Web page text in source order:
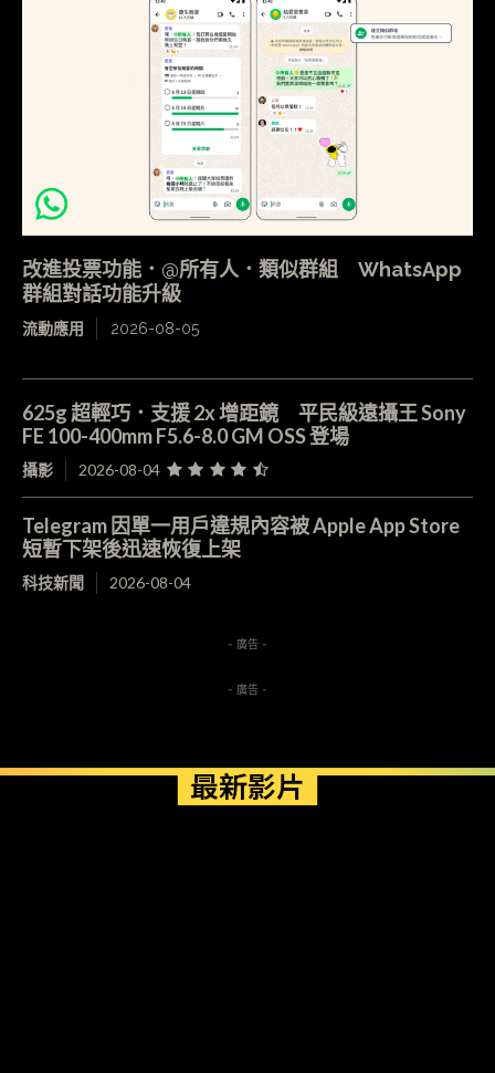
改進投票功能．@所有人．類似群組 WhatsApp
群組對話功能升級
流動應用 2026-08-05
625g 超輕巧．支援 2x 增距鏡 平民級遠攝王 Sony
FE 100-400mm F5.6-8.0 GM OSS 登場
攝影 2026-08-04
Telegram 因單一用戶違規內容被 Apple App Store
短暫下架後迅速恢復上架
科技新聞 2026-08-04
- 廣告 -
- 廣告 -
最新影片